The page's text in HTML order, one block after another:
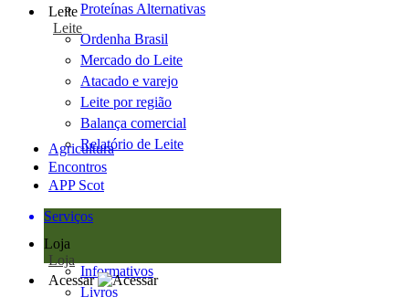
Proteínas Alternativas
Leite
Leite
Ordenha Brasil
Mercado do Leite
Atacado e varejo
Leite por região
Balança comercial
Relatório de Leite
Agricultura
Encontros
APP Scot
Serviços
Loja
Loja
Informativos
Livros
Acessar